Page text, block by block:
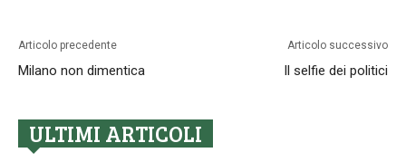
Articolo precedente
Milano non dimentica
Articolo successivo
Il selfie dei politici
ULTIMI ARTICOLI